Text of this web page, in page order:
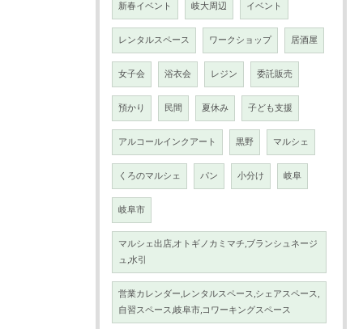
新春イベント 岐大周辺 イベント
レンタルスペース ワークショップ 居酒屋
女子会 浴衣会 レジン 委託販売
預かり 民間 夏休み 子ども支援
アルコールインクアート 黒野 マルシェ
くろのマルシェ パン 小分け 岐阜
岐阜市
マルシェ出店,オトギノカミマチ,ブランシュネージ
ュ,水引
営業カレンダー,レンタルスペース,シェアスペース,
自習スペース,岐阜市,コワーキングスペース